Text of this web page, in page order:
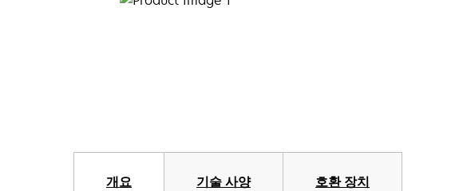
개요 기술 사양 호환 장치